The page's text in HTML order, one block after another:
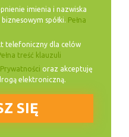
imienia i nazwiska
spółki. Pełna
telefoniczny dla celów
treść klauzuli
oraz akceptuję
elektroniczną.